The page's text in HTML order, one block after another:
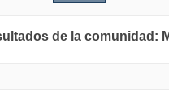
de la comunidad: